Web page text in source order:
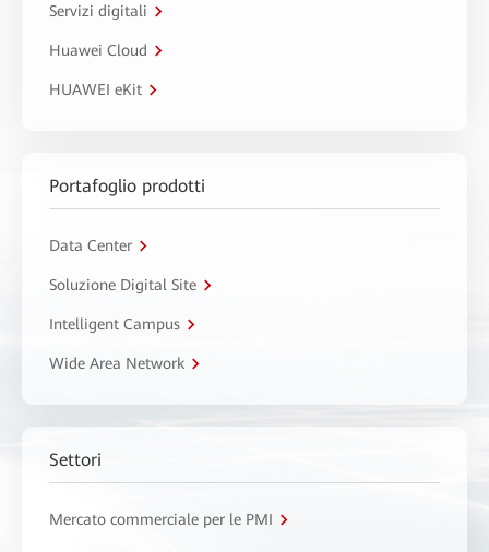
Servizi digitali
Huawei Cloud
HUAWEI eKit
Portafoglio prodotti
Data Center
Soluzione Digital Site
Intelligent Campus
Wide Area Network
Settori
Mercato commerciale per le PMI